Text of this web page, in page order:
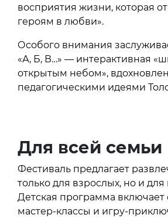
восприятия жизни, которая
героям в любви».
Особого внимания
«А, Б, В…» — интерактивная
открытым небом»,
педагогическими идеями
Для всей семьи
Фестиваль предлагает
только для взрослых, но и
Детская программа включает
мастер-классы и игру-